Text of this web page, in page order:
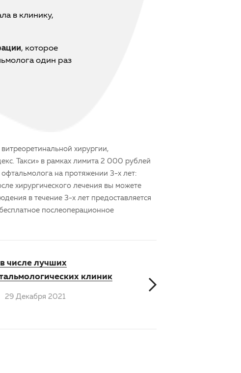
в клинику,
, которое
один раз
витреоретинальной хирургии,
Такси» в рамках лимита 2 000 рублей
на протяжении 3-х лет:
хирургического лечения вы можете
в течение 3-х лет предоставляется
послеоперационное
числе лучших
клиник
29 Декабря 2021